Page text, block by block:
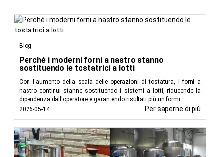
Blog
Perché i moderni forni a nastro stanno
sostituendo le tostatrici a lotti
Con l'aumento della scala delle operazioni di tostatura, i forni a
nastro continui stanno sostituendo i sistemi a lotti, riducendo la
dipendenza dall'operatore e garantendo risultati più uniformi.
2026-05-14
Per saperne di più